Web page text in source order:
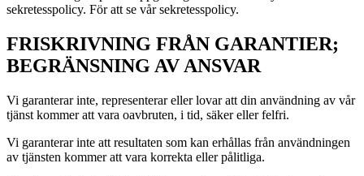
sekretesspolicy. För att se vår sekretesspolicy.
FRISKRIVNING FRÅN GARANTIER;
BEGRÄNSNING AV ANSVAR
Vi garanterar inte, representerar eller lovar att din användning av vår
tjänst kommer att vara oavbruten, i tid, säker eller felfri.
Vi garanterar inte att resultaten som kan erhållas från användningen
av tjänsten kommer att vara korrekta eller pålitliga.